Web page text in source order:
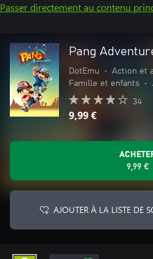
Passer directement au contenu
Pang
DotEmu • Action et
Famille et enfants
•
34
9,99 €
9,99 €
AJOUTER À LA LISTE DE